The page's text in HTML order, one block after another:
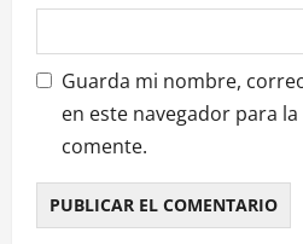
Guarda mi nombre,
en este navegador para
comente.